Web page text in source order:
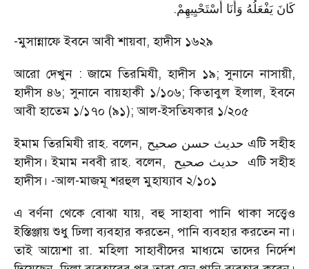
كَانَ يَفْعَلُهُ وَأَنَا أَسْتَحْيِيهِمْ.
-মুসান্নাফে ইবনে আবী শায়বা, হাদীস ১৬২৯
আরো দেখুন : জামে তিরমিযী, হাদীস ১৯; সুনানে নাসায়ী,
হাদীস ৪৬; সুনানে বায়হাকী ১/১০৬; কিতাবুল ইলাল, ইবনে
আবী হাতেম ১/১৭০ (৯১); আল-ইসতিযকার ১/২০৫
ইমাম তিরমিযী রাহ. বলেন, حديث حسن صحيح এটি সহীহ
হাদীস। ইমাম নববী রাহ. বলেন, حديث صحيح এটি সহীহ
হাদীস। -আল-মাজমূ শরহুল মুহায্যাব ২/১০১
এ বর্ণনা থেকে বোঝা যায়, বহু সাহাবা পানি থাকা সত্ত্বেও
ইস্তিঞ্জায় শুধু ঢিলা ব্যবহার করতেন, পানি ব্যবহার করতেন না।
তাই আয়েশা রা. মহিলা সাহাবীদের মাধ্যমে তাদের নির্দেশ